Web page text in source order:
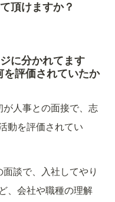
頂けますか？
に分かれてます
評価されていたか
人事との面接で、志
動を評価されてい
談で、入社してやり
、会社や職種の理解